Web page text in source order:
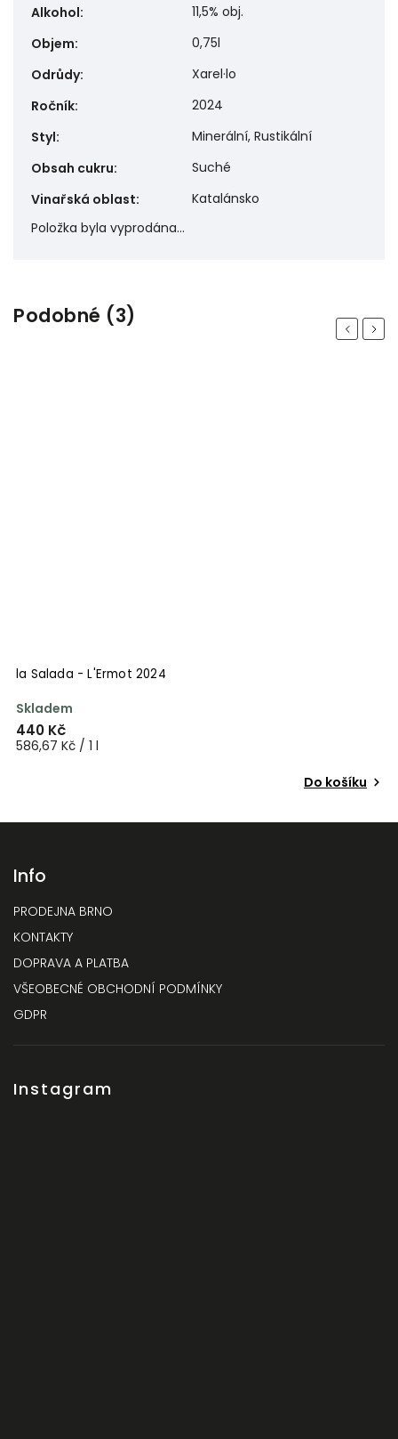
Alkohol:
11,5% obj.
Objem:
0,75l
Odrůdy:
Xarel·lo
Ročník:
2024
Styl:
Minerální, Rustikální
Obsah cukru:
Suché
Vinařská oblast:
Katalánsko
Položka byla vyprodána…
Podobné (3) Previous
la Salada - L'Ermot 2024
Skladem
440 Kč
586,67 Kč / 1 l
Do košíku
Next
Info
PRODEJNA BRNO
KONTAKTY
DOPRAVA A PLATBA
VŠEOBECNÉ OBCHODNÍ PODMÍNKY
GDPR
Instagram